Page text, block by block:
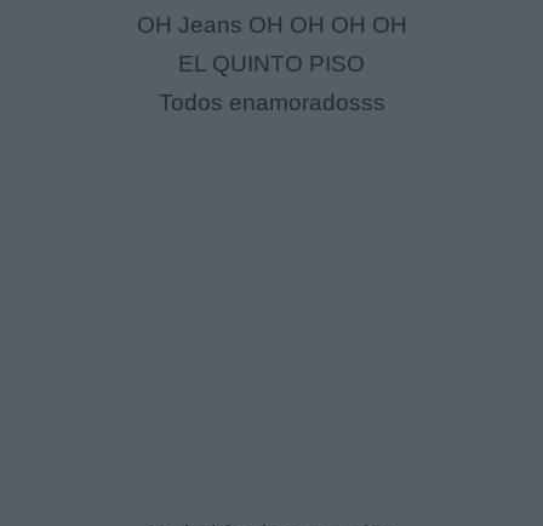
OH Jeans OH OH OH OH
EL QUINTO PISO
Todos enamoradosss